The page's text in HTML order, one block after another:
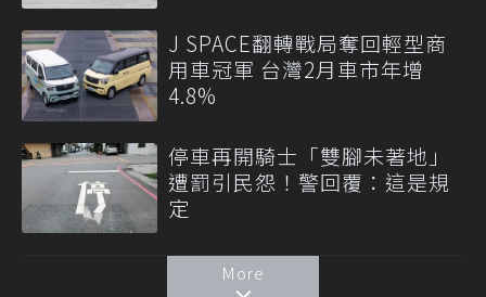
J SPACE翻轉戰局奪回輕型商
用車冠軍 台灣2月車市年增
4.8%
停車再開騎士「雙腳未著地」
遭罰引民怨！警回覆：這是規
定
More